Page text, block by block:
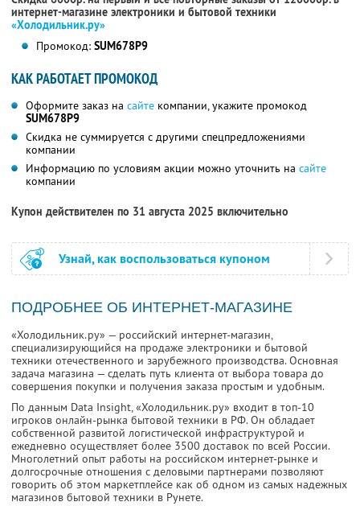
интернет-магазине электроники и бытовой техники
«Холодильник.ру»
Промокод: SUM678P9
КАК РАБОТАЕТ ПРОМОКОД
Оформите заказ на сайте компании, укажите промокод
SUM678P9
Скидка не суммируется с другими спецпредложениями
компании
Информацию по условиям акции можно уточнить на сайте
компании
Купон действителен по 31 августа 2025 включительно
Узнай, как воспользоваться купоном
ПОДРОБНЕЕ ОБ ИНТЕРНЕТ-МАГАЗИНЕ
«Холодильник.ру» — российский интернет-магазин,
специализирующийся на продаже электроники и бытовой
техники отечественного и зарубежного производства. Основная
задача магазина — сделать путь клиента от выбора товара до
совершения покупки и получения заказа простым и удобным.
По данным Data Insight, «Холодильник.ру» входит в топ-10
игроков онлайн-рынка бытовой техники в РФ. Он обладает
собственной развитой логистической инфраструктурой и
ежедневно осуществляет более 3500 доставок по всей России.
Многолетний опыт работы на российском интернет-рынке и
долгосрочные отношения с деловыми партнерами позволяют
говорить об этом маркетплейсе как об одном из самых надежных
магазинов бытовой техники в Рунете.